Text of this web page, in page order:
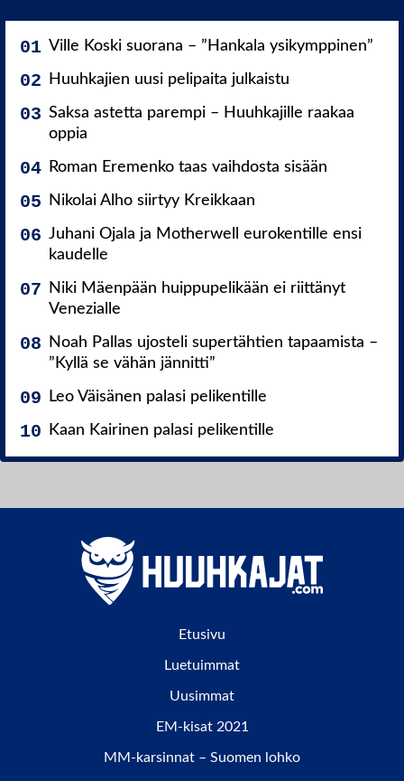
Ville Koski suorana – ”Hankala ysikymppinen”
Huuhkajien uusi pelipaita julkaistu
Saksa astetta parempi – Huuhkajille raakaa
oppia
Roman Eremenko taas vaihdosta sisään
Nikolai Alho siirtyy Kreikkaan
Juhani Ojala ja Motherwell eurokentille ensi
kaudelle
Niki Mäenpään huippupelikään ei riittänyt
Venezialle
Noah Pallas ujosteli supertähtien tapaamista –
”Kyllä se vähän jännitti”
Leo Väisänen palasi pelikentille
Kaan Kairinen palasi pelikentille
Etusivu
Luetuimmat
Uusimmat
EM-kisat 2021
MM-karsinnat – Suomen lohko